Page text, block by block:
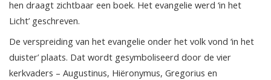
hen draagt zichtbaar een boek. Het evangelie werd ‘in het
Licht’ geschreven.
De verspreiding van het evangelie onder het volk vond ‘in het
duister’ plaats. Dat wordt gesymboliseerd door de vier
kerkvaders – Augustinus, Hiëronymus, Gregorius en